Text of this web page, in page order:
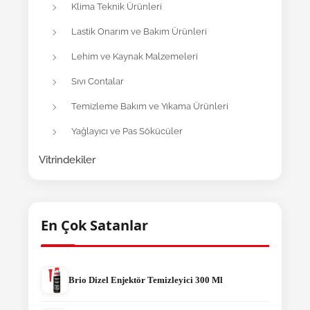
Klima Teknik Ürünleri
Lastik Onarım ve Bakım Ürünleri
Lehim ve Kaynak Malzemeleri
Sıvı Contalar
Temizleme Bakım ve Yıkama Ürünleri
Yağlayıcı ve Pas Sökücüler
Vitrindekiler
En Çok Satanlar
Brio Dizel Enjektör Temizleyici 300 Ml